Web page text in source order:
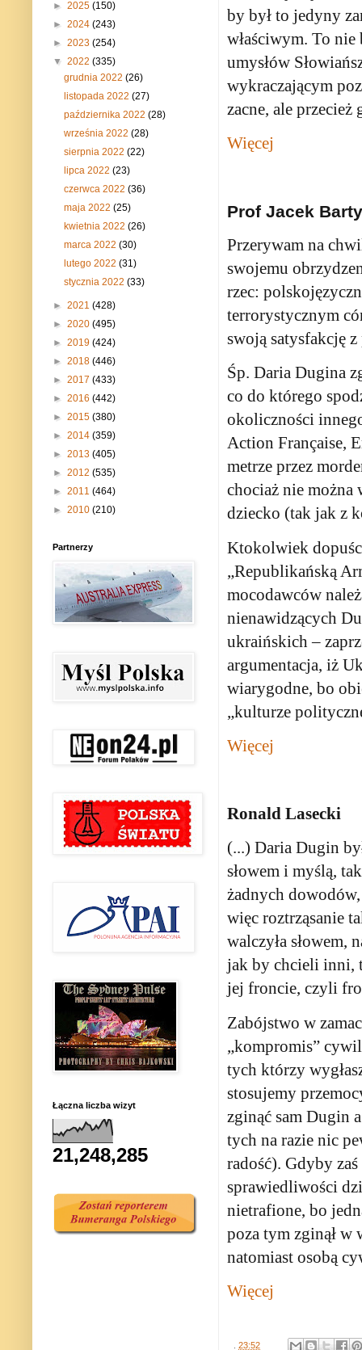
by był to jedyny
właściwym. To
umysłów
wykraczającym
zacne, ale przecież
Więcej
Prof Jacek
Przerywam na
swojemu
rzec:
terrorystycznym
swoją satysfakcję
Śp. Daria Dugina
co do którego
okoliczności
Action Française,
metrze przez
chociaż nie można
dziecko (tak jak z
Ktokolwiek
„Republikańską
mocodawców
nienawidzących
ukraińskich –
argumentacja, iż
wiarygodne, bo
„kulturze
Więcej
Ronald Lasecki
(...) Daria Dugin
słowem i myślą,
żadnych
więc roztrząsanie
walczyła słowem,
jak by chcieli inni,
jej froncie, czyli
Zabójstwo w
„kompromis”
tych którzy
stosujemy
zginąć sam Dugin
tych na razie nic
radość). Gdyby
sprawiedliwości
nietrafione, bo
poza tym zginął w
natomiast osobą
Więcej
23:52
► 2025 (150)
► 2024 (243)
► 2023 (254)
▼ 2022 (335)
grudnia 2022(26)
listopada 2022(27)
października 2022(28)
września 2022(28)
sierpnia 2022(22)
lipca 2022(23)
czerwca 2022(36)
maja 2022(25)
kwietnia 2022(26)
marca 2022(30)
lutego 2022(31)
stycznia 2022(33)
► 2021 (428)
► 2020 (495)
► 2019 (424)
► 2018 (446)
► 2017 (433)
► 2016 (442)
► 2015 (380)
► 2014 (359)
► 2013 (405)
► 2012 (535)
► 2011 (464)
► 2010 (210)
Partnerzy
Łączna liczba wizyt
21,248,285